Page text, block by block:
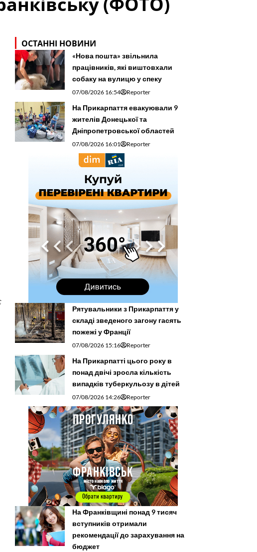
ОСТАННІ НОВИНИ
«Нова пошта» звільнила
працівників, які виштовхали
собаку на вулицю у спеку
07/08/2026 16:54 Reporter
На Прикарпаття евакуювали 9
жителів Донецької та
Дніпропетровської областей
07/08/2026 16:01 Reporter
Рятувальники з Прикарпаття у
складі зведеного загону гасять
пожежі у Франції
07/08/2026 15:16 Reporter
На Прикарпатті цього року в
понад двічі зросла кількість
випадків туберкульозу в дітей
07/08/2026 14:26 Reporter
На Франківщині понад 9 тисяч
вступників отримали
рекомендації до зарахування на
бюджет